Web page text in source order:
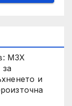
МЗХ
и